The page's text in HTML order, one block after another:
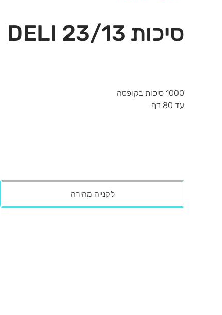
סיכות 23/13 DELI
1000 סיכות בקופסה
עד 80 דף
לקנייה מהירה